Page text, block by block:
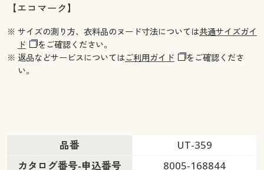
【エコマーク】
※ サイズの測り方、衣料品のヌード寸法については共通サイズガイ
ド
をご確認ください。
※ 返品などサービスについてはご利用ガイド
をご確認くださ
い。
品番
UT-359
カタログ番号-申込番号
8005-168844